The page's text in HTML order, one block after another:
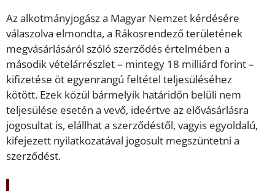
Az alkotmányjogász a Magyar Nemzet kérdésére
válaszolva elmondta, a Rákosrendező területének
megvásárlásáról szóló szerződés értelmében a
második vételárrészlet – mintegy 18 milliárd forint –
kifizetése öt egyenrangú feltétel teljesüléséhez
kötött. Ezek közül bármelyik határidőn belüli nem
teljesülése esetén a vevő, ideértve az elővásárlásra
jogosultat is, elállhat a szerződéstől, vagyis egyoldalú,
kifejezett nyilatkozatával jogosult megszüntetni a
szerződést.